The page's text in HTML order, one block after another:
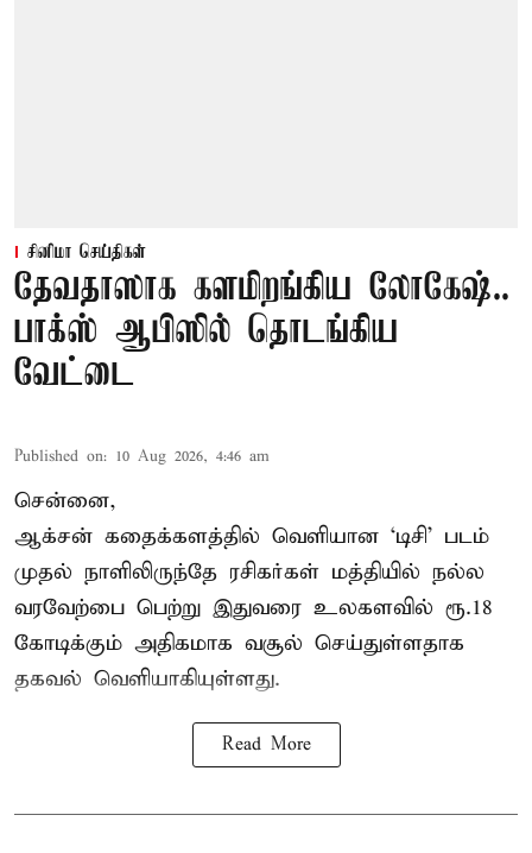
சினிமா செய்திகள்
தேவதாஸாக களமிறங்கிய லோகேஷ்..
பாக்ஸ் ஆபிஸில் தொடங்கிய
வேட்டை
Published on: 10 Aug 2026, 4:46 am
சென்னை,
ஆக்சன் கதைக்களத்தில் வெளியான ‘டிசி’ படம்
முதல் நாளிலிருந்தே ரசிகர்கள் மத்தியில் நல்ல
வரவேற்பை பெற்று இதுவரை உலகளவில் ரூ.18
கோடிக்கும் அதிகமாக வசூல் செய்துள்ளதாக
தகவல் வெளியாகியுள்ளது.
Read More